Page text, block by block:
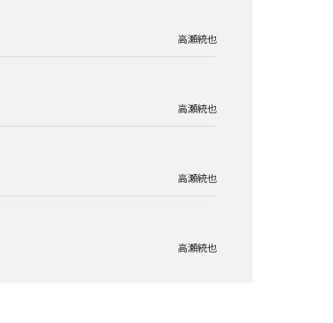
高瀬統也
高瀬統也
高瀬統也
高瀬統也